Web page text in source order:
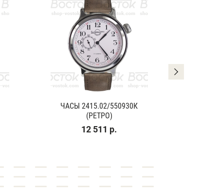
ЧАСЫ 2415.02/550930К
(РЕТРО)
12 511 р.